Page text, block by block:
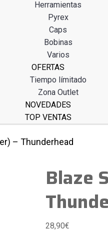
Herramientas
Pyrex
Caps
Bobinas
Varios
OFERTAS
Tiempo límitado
Zona Outlet
NOVEDADES
TOP VENTAS
– Thunderhead
Blaze
28,90€